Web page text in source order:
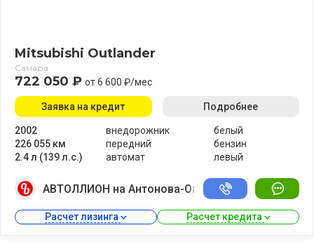
Mitsubishi Outlander
Самара
722 050 ₽ от 6 600 ₽/мес
2002
226 055 км
2.4 л (139 л.с.)
внедорожник
передний
автомат
белый
бензин
левый
Заявка на кредит Подробнее
АВТОЛЛИОН на Антонова-Овсеенко
Расчет лизинга Расчет кредита